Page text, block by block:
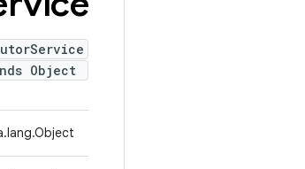
Object